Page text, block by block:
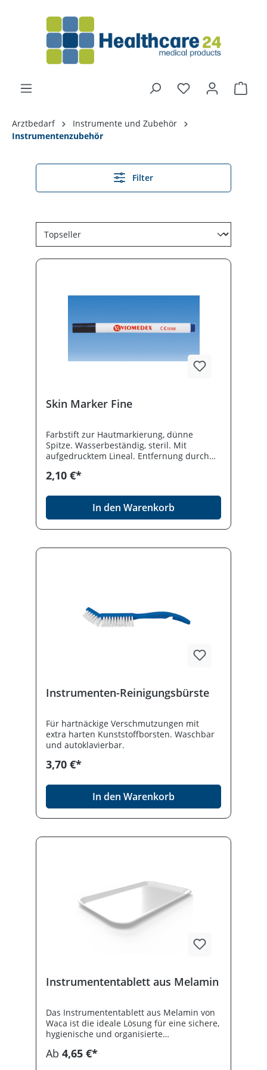
Arztbedarf
Instrumente und Zubehör
Instrumentenzubehör
Filter
Skin Marker Fine
Farbstift zur Hautmarkierung, dünne
Spitze. Wasserbeständig, steril. Mit
aufgedrucktem Lineal. Entfernung durch
2,10 €*
In den Warenkorb
Instrumenten-Reinigungsbürste
Für hartnäckige Verschmutzungen mit
extra harten Kunststoffborsten. Waschbar
und autoklavierbar.
3,70 €*
In den Warenkorb
Instrumententablett aus Melamin
Das Instrumententablett aus Melamin von
Waca ist die ideale Lösung für eine sichere,
hygienische und organisierte
im Praxisalltag. Entwickelt für die hohen
Ab 4,65 €*